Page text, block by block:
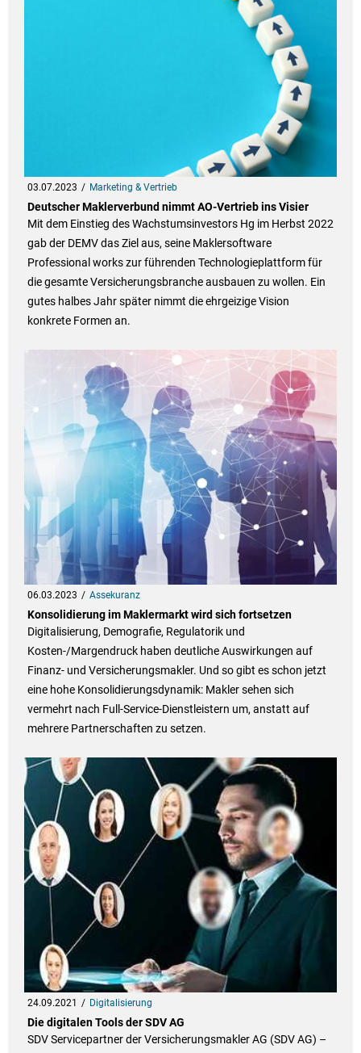
03.07.2023 Marketing & Vertrieb
Deutscher Maklerverbund nimmt AO-Vertrieb ins Visier
Mit dem Einstieg des Wachstumsinvestors Hg im Herbst 2022
gab der DEMV das Ziel aus, seine Maklersoftware
Professional works zur führenden Technologieplattform für
die gesamte Versicherungsbranche ausbauen zu wollen. Ein
gutes halbes Jahr später nimmt die ehrgeizige Vision
konkrete Formen an.
06.03.2023 Assekuranz
Konsolidierung im Maklermarkt wird sich fortsetzen
Digitalisierung, Demografie, Regulatorik und
Kosten-/Margendruck haben deutliche Auswirkungen auf
Finanz- und Versicherungsmakler. Und so gibt es schon jetzt
eine hohe Konsolidierungsdynamik: Makler sehen sich
vermehrt nach Full-Service-Dienstleistern um, anstatt auf
mehrere Partnerschaften zu setzen.
24.09.2021 Digitalisierung
Die digitalen Tools der SDV AG
SDV Servicepartner der Versicherungsmakler AG (SDV AG) –